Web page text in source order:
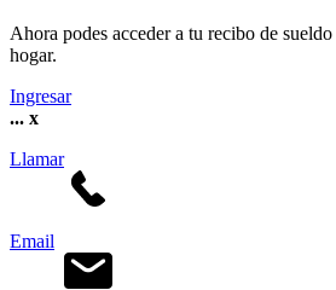
Ahora podes acceder a tu recibo de
hogar.
Ingresar
... x
Llamar
Email